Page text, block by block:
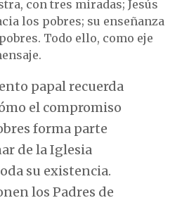
con tres miradas; Jesús
los pobres; su enseñanza
Todo ello, como eje
papal recuerda
el compromiso
forma parte
de la Iglesia
su existencia.
los Padres de